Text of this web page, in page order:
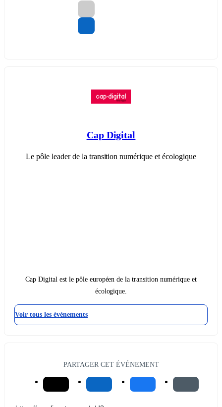
Cap Digital
Le pôle leader de la transition numérique et écologique
Cap Digital est le pôle européen de la transition numérique et
écologique.
Voir tous les événements
PARTAGER CET ÉVÉNEMENT